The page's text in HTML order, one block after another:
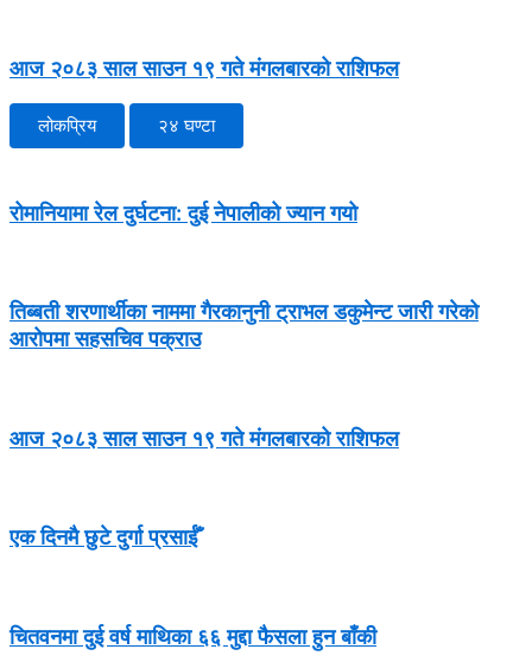
आज २०८३ साल साउन १९ गते मंगलबारको राशिफल
लोकप्रिय २४ घण्टा
रोमानियामा रेल दुर्घटना: दुई नेपालीको ज्यान गयो
तिब्बती शरणार्थीका नाममा गैरकानुनी ट्राभल डकुमेन्ट जारी गरेको
आरोपमा सहसचिव पक्राउ
आज २०८३ साल साउन १९ गते मंगलबारको राशिफल
एक दिनमै छुटे दुर्गा प्रसाईँ
चितवनमा दुई वर्ष माथिका ६६ मुद्दा फैसला हुन बाँकी